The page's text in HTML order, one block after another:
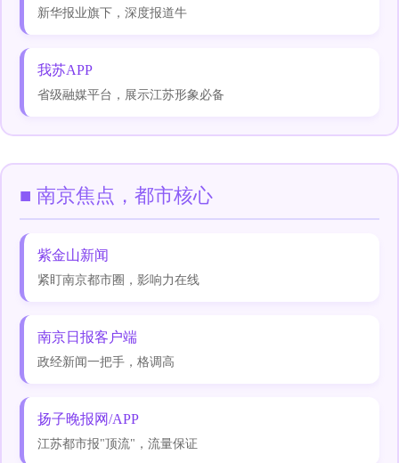
新华报业旗下，深度报道牛
我苏APP
省级融媒平台，展示江苏形象必备
■ 南京焦点，都市核心
紫金山新闻
紧盯南京都市圈，影响力在线
南京日报客户端
政经新闻一把手，格调高
扬子晚报网/APP
江苏都市报"顶流"，流量保证